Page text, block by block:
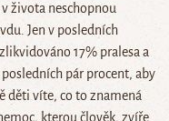
života neschopnou
Jen v posledních
17% pralesa a
pár procent, aby
děti víte, co to znamená
kterou člověk, zvíře